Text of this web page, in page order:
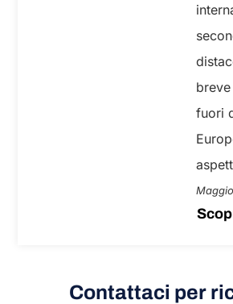
fuori
Contattaci per